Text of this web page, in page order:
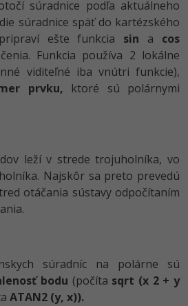
-80%
-80%
-30%
-25%
Effects
súradnice podľa aktuálneho
súradnice späť do kartézského
ešte funkcia sin a cos
Funkcia používa 2 lokálne
viditeľné iba vnútri funkcie),
prvku, ktoré sú polárnymi
leží v strede trojuholníka, vo
Najskôr sa preto prevedú
otáčania sústavy odpočítaním
súradníc na polárne sú
bodu (počíta sqrt (x 2 + y
ATAN2 (y, x)).